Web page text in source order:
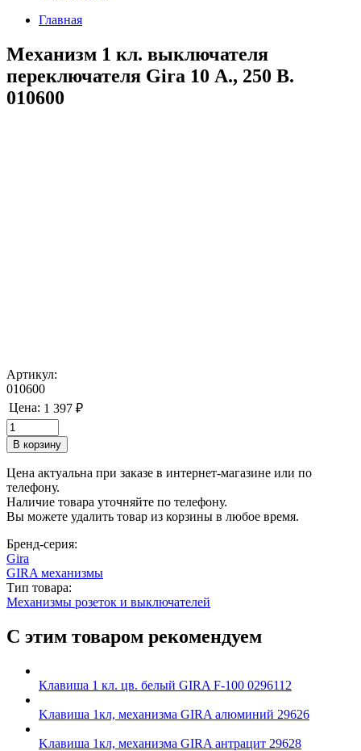
Главная
Механизм 1 кл. выключателя
переключателя Gira 10 А., 250 В.
010600
Артикул:
010600
Цена: 1 397 ₽
Цена актуальна при заказе в интернет-магазине или по
телефону.
Наличие товара уточняйте по телефону.
Вы можете удалить товар из корзины в любое время.
Бренд-серия:
Gira
GIRA механизмы
Тип товара:
Механизмы розеток и выключателей
С этим товаром рекомендуем
Клавиша 1 кл. цв. белый GIRA F-100 0296112
Kлавиша 1кл, механизма GIRA алюминий 29626
Kлавиша 1кл, механизма GIRA антрацит 29628